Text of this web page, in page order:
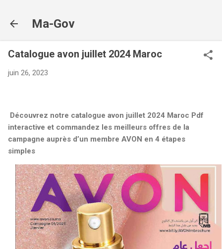
Ma-Gov
Catalogue avon juillet 2024 Maroc
juin 26, 2023
Découvrez notre catalogue avon juillet 2024 Maroc Pdf
interactive et commandez les meilleurs offres de la
campagne auprès d’un membre AVON en 4 étapes
simples